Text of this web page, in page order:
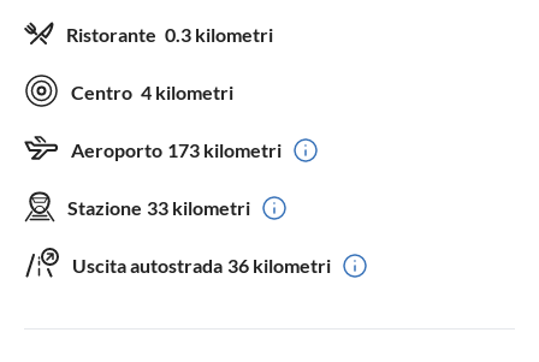
Ristorante 0.3 kilometri
Centro 4 kilometri
Aeroporto 173 kilometri
Stazione 33 kilometri
Uscita autostrada 36 kilometri